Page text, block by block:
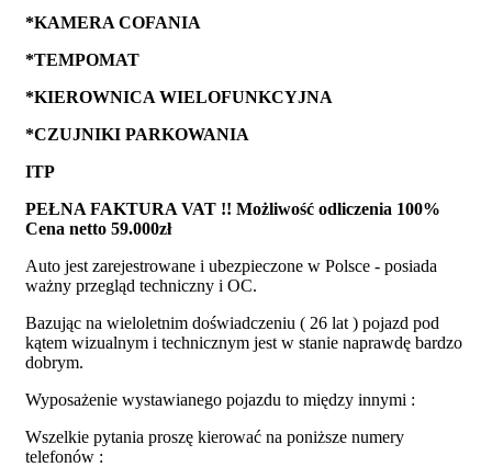
*KAMERA COFANIA
*TEMPOMAT
*KIEROWNICA WIELOFUNKCYJNA
*CZUJNIKI PARKOWANIA
ITP
PEŁNA FAKTURA VAT !! Możliwość odliczenia 100%
Cena netto 59.000zł
Auto jest zarejestrowane i ubezpieczone w Polsce - posiada
ważny przegląd techniczny i OC.
Bazując na wieloletnim doświadczeniu ( 26 lat ) pojazd pod
kątem wizualnym i technicznym jest w stanie naprawdę bardzo
dobrym.
Wyposażenie wystawianego pojazdu to między innymi :
Wszelkie pytania proszę kierować na poniższe numery
telefonów :